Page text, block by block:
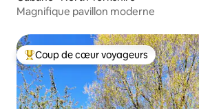
Magnifique pavillon moderne
Coup de cœur voyageurs parmi les
Coup de cœur voyageurs